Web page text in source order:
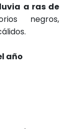
a ras de
negros,
año